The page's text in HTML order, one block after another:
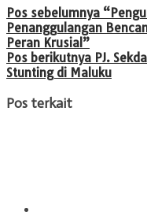
Pos sebelumnya
Penanggulangan
Peran Krusial”
Pos berikutnya PJ.
Stunting di Maluku
Pos terkait